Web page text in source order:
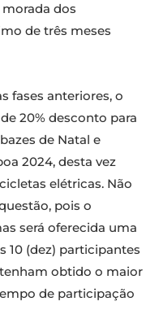
dos
de três meses
fases anteriores, o
20% desconto para
de Natal e
2024, desta vez
elétricas. Não
pois o
será oferecida uma
10 (dez) participantes
obtido o maior
de participação